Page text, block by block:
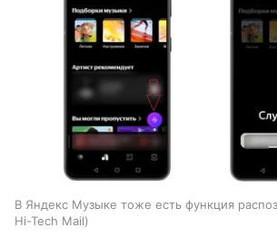
В Яндекс Музыке тоже есть функция
Hi-Tech Mail